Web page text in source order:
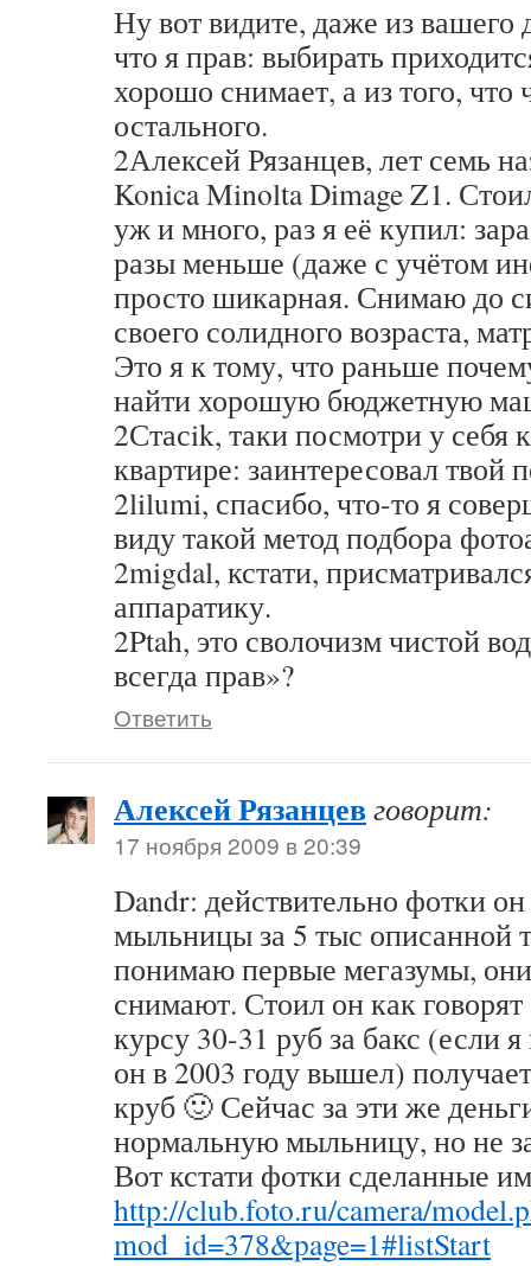
Ну вот видите, даже из вашего
что я прав: выбирать
хорошо снимает, а из того, что
остального.
2Алексей Рязанцев, лет семь
Konica Minolta Dimage Z1.
уж и много, раз я её купил:
разы меньше (даже с учётом
просто шикарная. Снимаю до
своего солидного возраста,
Это я к тому, что раньше
найти хорошую бюджетную
2Стасik, таки посмотри у себя
квартире: заинтересовал твой
2lilumi, спасибо, что-то я
виду такой метод подбора
2migdal, кстати,
аппаратику.
2Ptah, это сволочизм чистой
всегда прав»?
Ответить
Алексей Рязанцевговорит:
17 ноября 2009 в 20:39
Dandr: действительно фотки
мыльницы за 5 тыс описанной
понимаю первые мегазумы,
снимают. Стоил он как
курсу 30-31 руб за бакс (если
он в 2003 году вышел)
круб 🙂 Сейчас за эти же
нормальную мыльницу, но не
Вот кстати фотки сделанные
http://club.foto.ru/camera/
mod_id=378&page=1#listStart